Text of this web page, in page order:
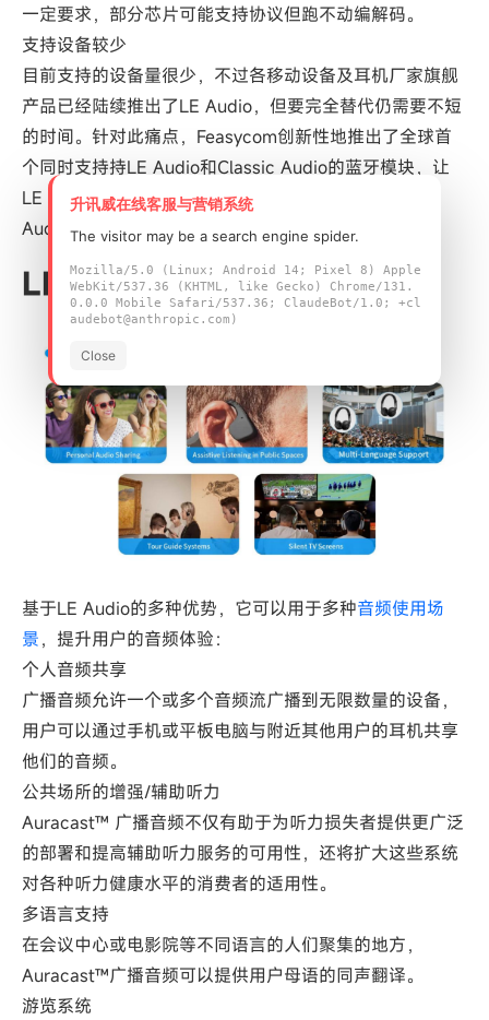
一定要求，部分芯片可能支持协议但跑不动编解码。
支持设备较少
目前支持的设备量很少，不过各移动设备及耳机厂家旗舰
产品已经陆续推出了LE Audio，但要完全替代仍需要不短
的时间。针对此痛点，Feasycom创新性地推出了全球首
个同时支持持LE Audio和Classic Audio的蓝牙模块，让
LE Audio的功能得以创新和发展，且不会影响Classic
Audio功能的用户体验。
LE Audio的应用场景
基于LE Audio的多种优势，它可以用于多种音频使用场
景，提升用户的音频体验：
个人音频共享
广播音频允许一个或多个音频流广播到无限数量的设备，
用户可以通过手机或平板电脑与附近其他用户的耳机共享
他们的音频。
公共场所的增强/辅助听力
Auracast™ 广播音频不仅有助于为听力损失者提供更广泛
的部署和提高辅助听力服务的可用性，还将扩大这些系统
对各种听力健康水平的消费者的适用性。
多语言支持
在会议中心或电影院等不同语言的人们聚集的地方，
Auracast™广播音频可以提供用户母语的同声翻译。
游览系统
升讯威在线客服与营销系统
The visitor may be a search engine spider.
Mozilla/5.0 (Linux; Android 14; Pixel 8) Apple
WebKit/537.36 (KHTML, like Gecko) Chrome/131.
0.0.0 Mobile Safari/537.36; ClaudeBot/1.0; +cl
audebot@anthropic.com)
Close